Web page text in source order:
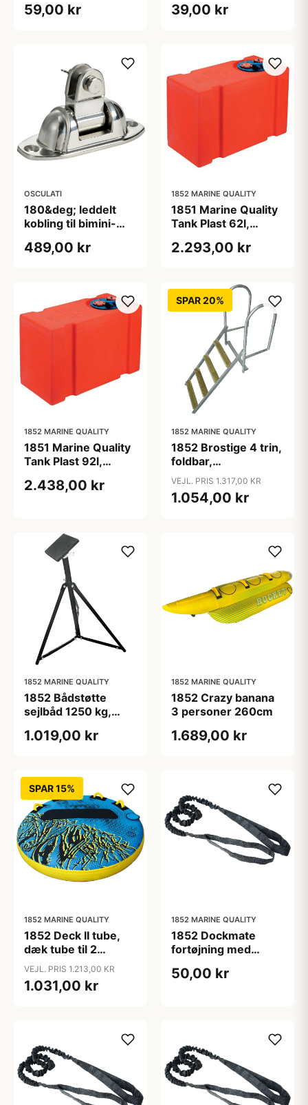
59,00 kr 39,00 kr
OSCULATI
180&deg; leddelt
kobling til bimini-
489,00 kr
1852 MARINE QUALITY
1851 Marine Quality
Tank Plast 62l,
2.293,00 kr
1852 MARINE QUALITY
1851 Marine Quality
Tank Plast 92l,
2.438,00 kr
SPAR 20%
1852 MARINE QUALITY
1852 Brostige 4 trin,
foldbar,
varmgalvaniseret
VEJL. PRIS 1.317,00 KR
1.054,00 kr
1852 MARINE QUALITY
1852 Bådstøtte
sejlbåd 1250 kg,
1.019,00 kr
1852 MARINE QUALITY
1852 Crazy banana
3 personer 260cm
1.689,00 kr
SPAR 15%
1852 MARINE QUALITY
1852 Deck II tube,
dæk tube til 2
personer, 4 håndtag
VEJL. PRIS 1.213,00 KR
1.031,00 kr
1852 MARINE QUALITY
1852 Dockmate
fortøjning med
135 cm
50,00 kr